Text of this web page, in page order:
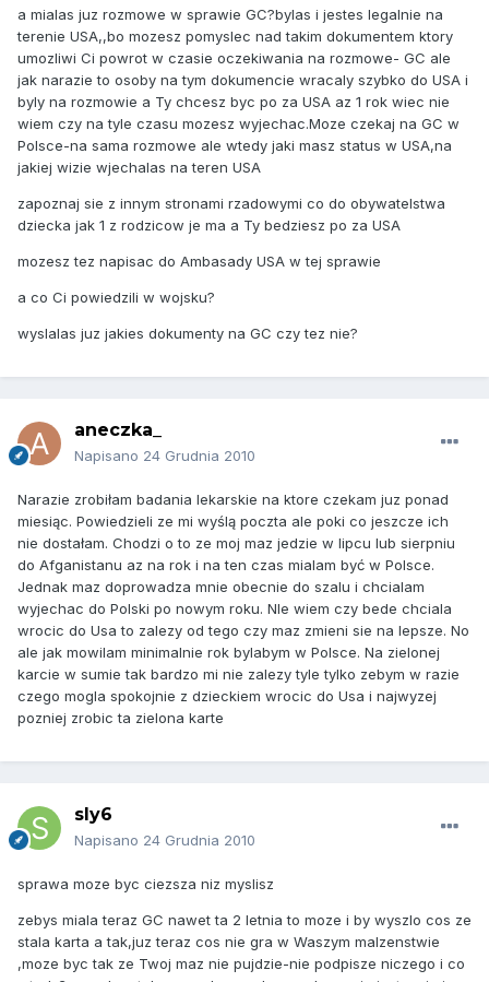
a mialas juz rozmowe w sprawie GC?bylas i jestes legalnie na
terenie USA,,bo mozesz pomyslec nad takim dokumentem ktory
umozliwi Ci powrot w czasie oczekiwania na rozmowe- GC ale
jak narazie to osoby na tym dokumencie wracaly szybko do USA i
byly na rozmowie a Ty chcesz byc po za USA az 1 rok wiec nie
wiem czy na tyle czasu mozesz wyjechac.Moze czekaj na GC w
Polsce-na sama rozmowe ale wtedy jaki masz status w USA,na
jakiej wizie wjechalas na teren USA
zapoznaj sie z innym stronami rzadowymi co do obywatelstwa
dziecka jak 1 z rodzicow je ma a Ty bedziesz po za USA
mozesz tez napisac do Ambasady USA w tej sprawie
a co Ci powiedzili w wojsku?
wyslalas juz jakies dokumenty na GC czy tez nie?
aneczka_
Napisano 24 Grudnia 2010
Narazie zrobiłam badania lekarskie na ktore czekam juz ponad
miesiąc. Powiedzieli ze mi wyślą poczta ale poki co jeszcze ich
nie dostałam. Chodzi o to ze moj maz jedzie w lipcu lub sierpniu
do Afganistanu az na rok i na ten czas mialam być w Polsce.
Jednak maz doprowadza mnie obecnie do szalu i chcialam
wyjechac do Polski po nowym roku. NIe wiem czy bede chciala
wrocic do Usa to zalezy od tego czy maz zmieni sie na lepsze. No
ale jak mowilam minimalnie rok bylabym w Polsce. Na zielonej
karcie w sumie tak bardzo mi nie zalezy tyle tylko zebym w razie
czego mogla spokojnie z dzieckiem wrocic do Usa i najwyzej
pozniej zrobic ta zielona karte
sly6
Napisano 24 Grudnia 2010
sprawa moze byc ciezsza niz myslisz
zebys miala teraz GC nawet ta 2 letnia to moze i by wyszlo cos ze
stala karta a tak,juz teraz cos nie gra w Waszym malzenstwie
,moze byc tak ze Twoj maz nie pujdzie-nie podpisze niczego i co